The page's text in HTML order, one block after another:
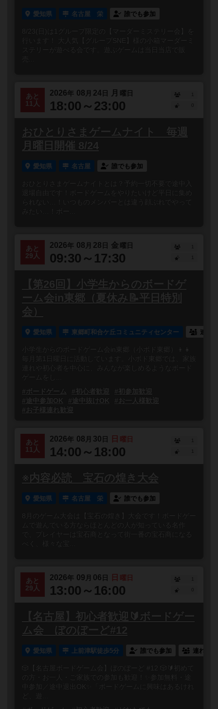
愛知県 名古屋 栄 誰でも参加
8/23(日)は1グループ限定の【マーダーミステリー会】を
行います！ 大人気【グループSNE】様の小箱マーダーミ
ステリーが遊べる会です。遊ぶゲームは当日当店で販
売...
あと
11人
2026年 08 月 24 日 月 曜日
18:00～23:00
1
おひとりさまゲームナイト 毎週
月曜日開催 8/24
愛知県 名古屋 誰でも参加
おひとりさまゲームナイトとは？予約一切不要で途中入
退場自由です！ボードゲームをやりたいけど平日に集め
られない…！いつものメンバーとは違う顔ぶれでやって
あと
29人
2026年 08 月 28 日 金曜日
09:30～17:30
1
1
【第26回】小学生からのボードゲ
ーム会in東郷（夏休み📝平日特別
会）
愛知県 東郷町和合ケ丘コミュニティセンター 連れ
小学生からのボードゲーム会in東郷（小ボド東郷）👦👧
毎月第1日曜日に活動しています。小ボド東郷では、家族
連れや初心者を中心に、みんなが楽しめるようなボード
#ボードゲーム
#初心者歓迎
#初参加歓迎
#途中参加OK
#途中抜けOK
#お一人様歓迎
#お子様連れ歓迎
あと
11人
2026年 08 月 30 日 日 曜日
14:00～18:00
1
1
※内容必読 宝石の煌き大会
愛知県 名古屋 栄 誰でも参加
8月のゲーム大会は【宝石の煌き】大会です！ボードゲー
ムで遊んでいる方ならほとんどの人が知っている名作
で、プレイヤーは宝石商となって街一番の宝石商になる
べく、様々な宝...
あと
29人
2026年 09 月 06 日 日 曜日
13:00～16:00
1
【名古屋】初心者歓迎🔰ボードゲー
ム会 ぼのぼーど#12
愛知県 上前津駅徒歩5分 誰でも参加 連れ添
🎲【名古屋ボードゲーム会】ぼのぼーど #12 🎲🔰初めて
の方・お一人・ご家族での参加も歓迎！✨参加無料・途
中参加／途中退出OK✨「ボードゲームに興味はあるけれ
ど、遊...